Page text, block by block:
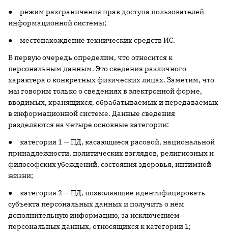
● режим разграничения прав доступа пользователей
информационной системы;
● местонахождение технических средств ИС.
В первую очередь определим, что относится к
персональным данным. Это сведения различного
характера о конкретных физических лицах. Заметим, что
мы говорим только о сведениях в электронной форме,
вводимых, хранящихся, обрабатываемых и передаваемых
в информационной системе. Данные сведения
разделяются на четыре основные категории:
● категория 1 — ПД, касающиеся расовой, национальной
принадлежности, политических взглядов, религиозных и
философских убеждений, состояния здоровья, интимной
жизни;
● категория 2 — ПД, позволяющие идентифицировать
субъекта персональных данных и получить о нём
дополнительную информацию, за исключением
персональных данных, относящихся к категории 1;